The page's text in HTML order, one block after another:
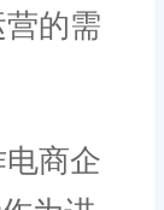
的需
商企